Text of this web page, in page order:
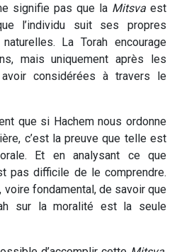
signifie pas que la Mitsva est
l’individu suit ses propres
La Torah encourage
mais uniquement après les
considérées à travers le
que si Hachem nous ordonne
c’est la preuve que telle est
Et en analysant ce que
pas difficile de le comprendre.
fondamental, de savoir que
sur la moralité est la seule